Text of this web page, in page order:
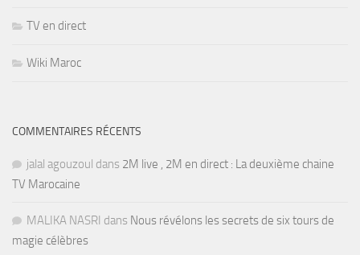
TV en direct
Wiki Maroc
COMMENTAIRES RÉCENTS
jalal agouzoul dans 2M live , 2M en direct : La deuxième chaine
TV Marocaine
MALIKA NASRI dans Nous révélons les secrets de six tours de
magie célèbres